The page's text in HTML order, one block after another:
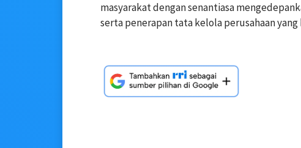
masyarakat dengan senantiasa
serta penerapan tata kelola perusahaan yang